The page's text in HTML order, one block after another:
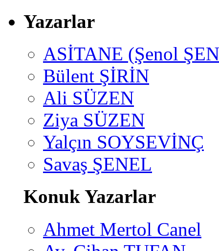
Yazarlar
ASİTANE (Şenol
Bülent ŞİRİN
Ali SÜZEN
Ziya SÜZEN
Yalçın SOYSEVİNÇ
Savaş ŞENEL
Konuk Yazarlar
Ahmet Mertol Canel